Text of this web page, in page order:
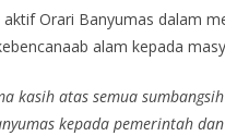
Orari Banyumas dalam
alam kepada
kasih atas semua
kepada pemerintah